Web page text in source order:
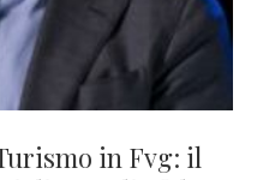
in Fvg: il